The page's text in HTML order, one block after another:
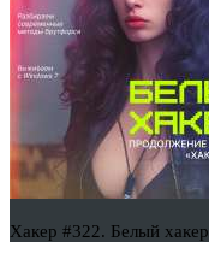
Хакер #322. Белый хакер